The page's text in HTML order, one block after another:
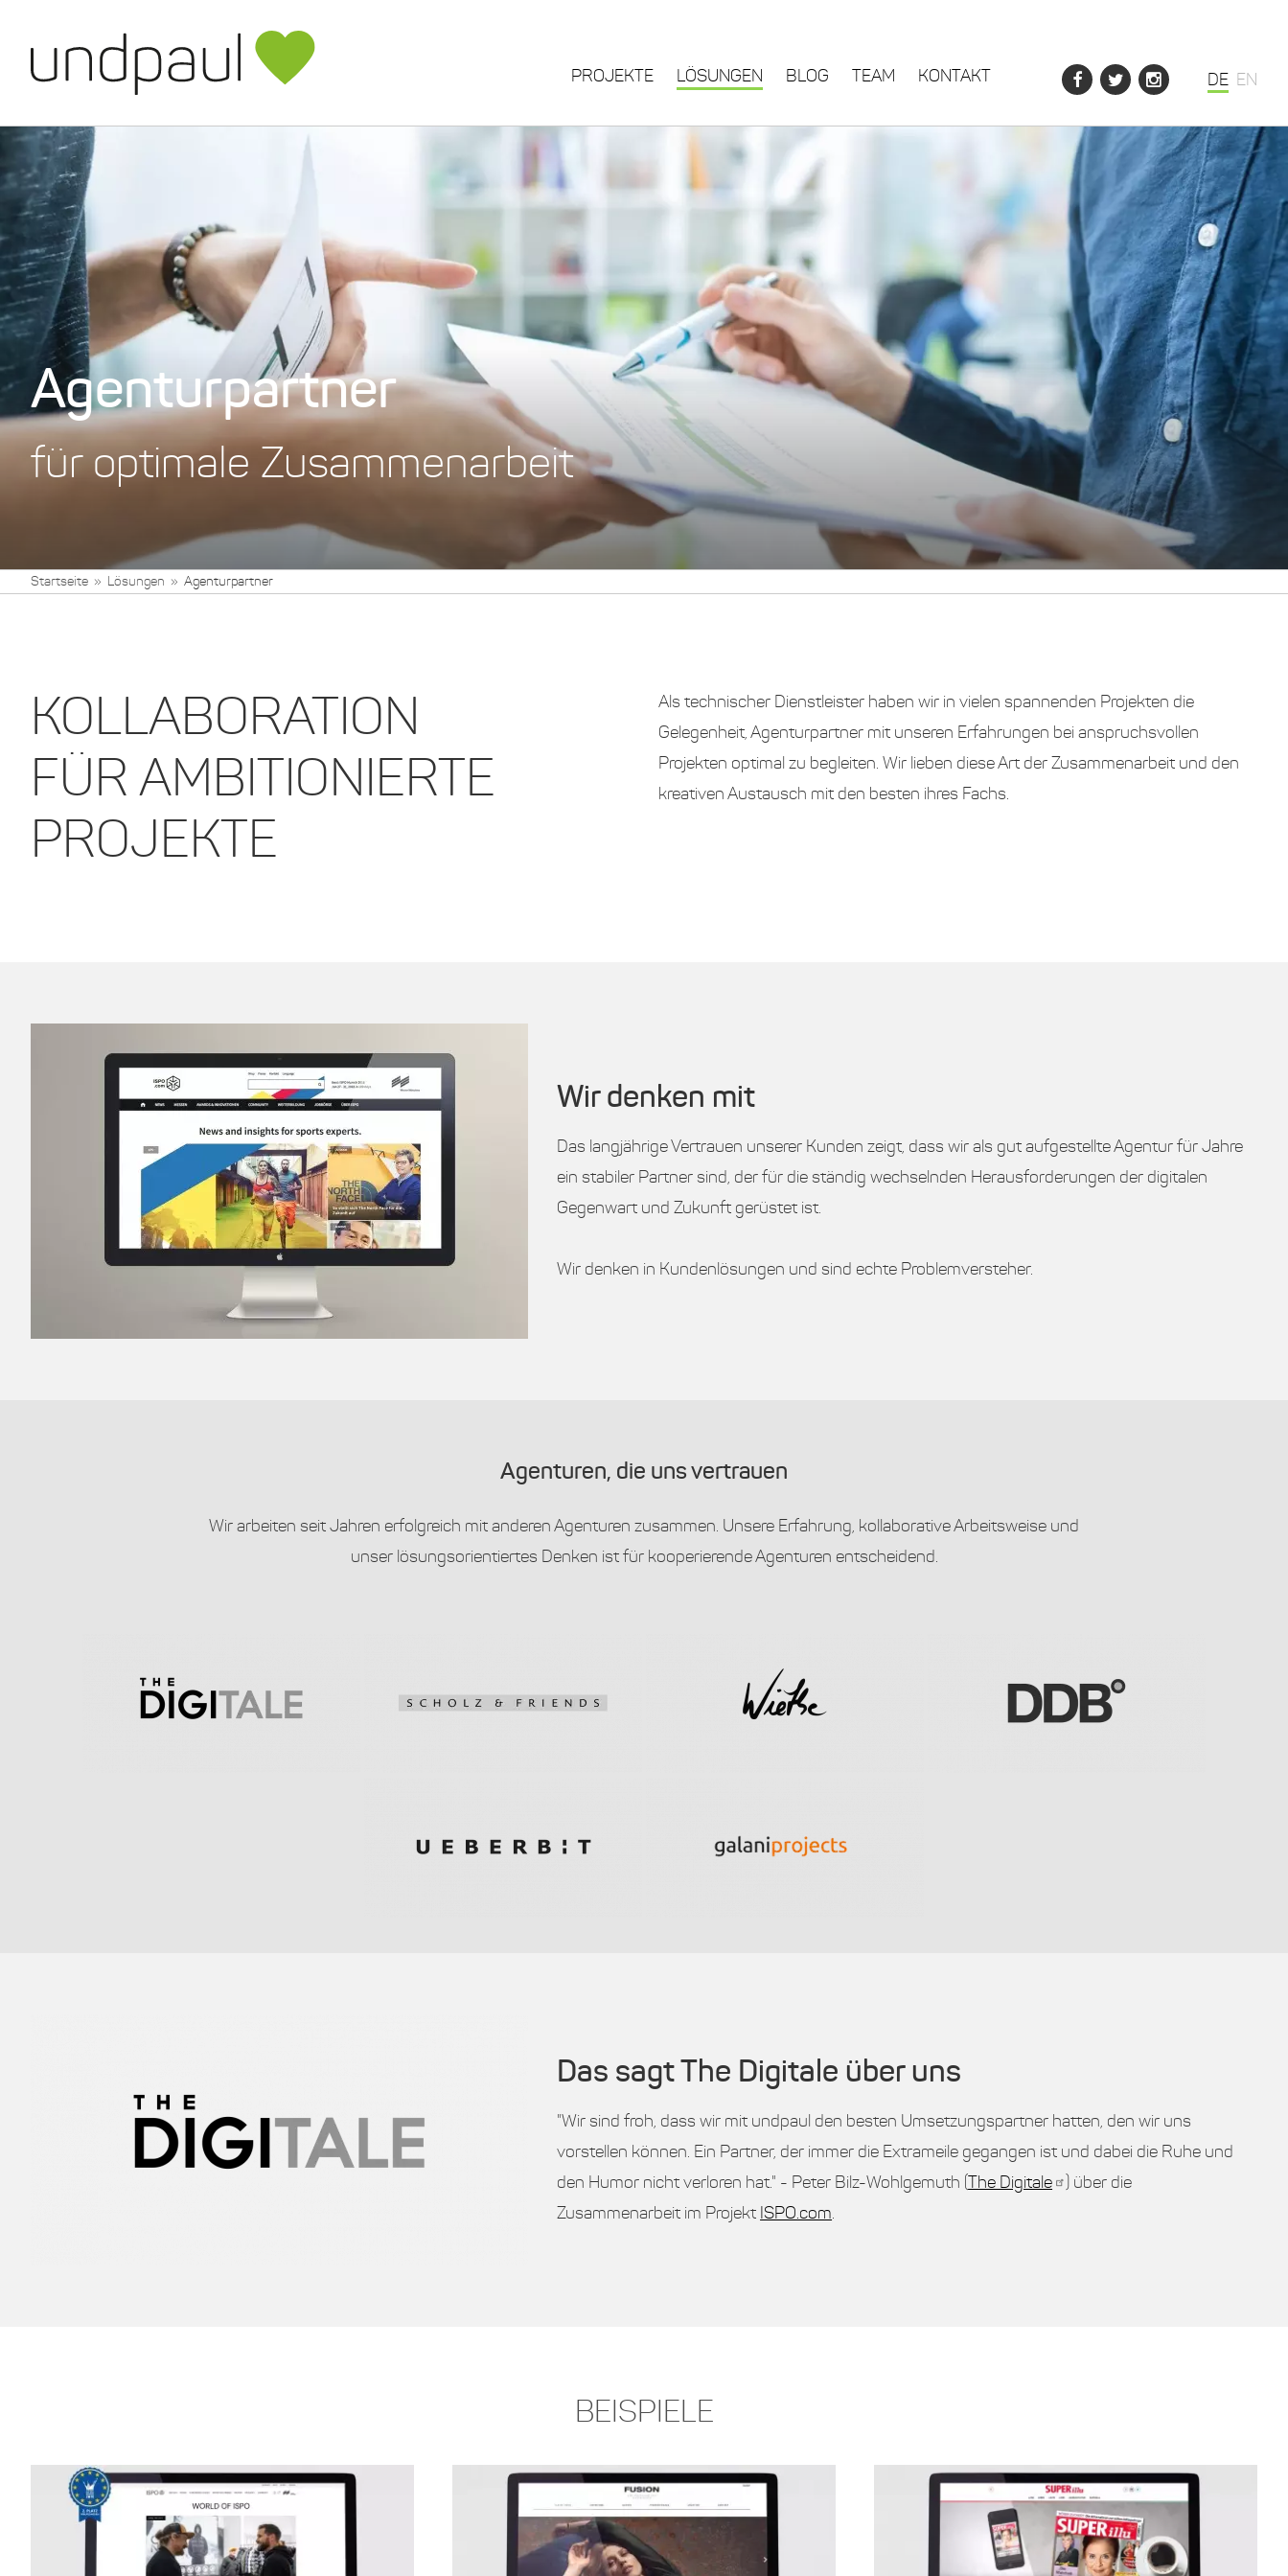
Inhalt
PROJEKTE
LÖSUNGEN BLOG TEAM KONTAKT
Facebook
TwitterInstagram DE EN
Agenturpartner
für optimale Zusammenarbeit
Startseite Lösungen Agenturpartner
KOLLABORATION
FÜR AMBITIONIERTE
PROJEKTE
Als technischer Dienstleister haben wir in vielen spannenden Projekten die
Gelegenheit, Agenturpartner mit unseren Erfahrungen bei anspruchsvollen
Projekten optimal zu begleiten. Wir lieben diese Art der Zusammenarbeit und den
kreativen Austausch mit den besten ihres Fachs.
Wir denken mit
Das langjährige Vertrauen unserer Kunden zeigt, dass wir als gut aufgestellte Agentur für Jahre
ein stabiler Partner sind, der für die ständig wechselnden Herausforderungen der digitalen
Gegenwart und Zukunft gerüstet ist.
Wir denken in Kundenlösungen und sind echte Problemversteher.
Agenturen, die uns vertrauen
Wir arbeiten seit Jahren erfolgreich mit anderen Agenturen zusammen. Unsere Erfahrung, kollaborative Arbeitsweise und
unser lösungsorientiertes Denken ist für kooperierende Agenturen entscheidend.
Das sagt The Digitale über uns
"Wir sind froh, dass wir mit undpaul den besten Umsetzungspartner hatten, den wir uns
vorstellen können. Ein Partner, der immer die Extrameile gegangen ist und dabei die Ruhe und
den Humor nicht verloren hat." - Peter Bilz-Wohlgemuth (The Digitale
) über die
Zusammenarbeit im Projekt ISPO.com.
BEISPIELE